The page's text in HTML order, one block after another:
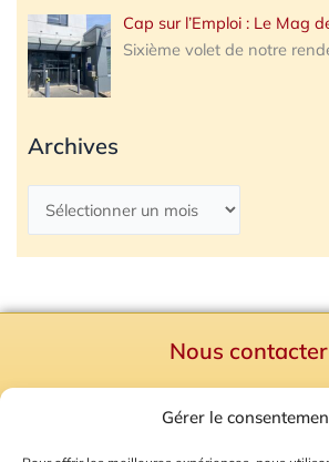
Gérer le
Cap sur l’Emploi : Le Mag
Sixième volet de notre
Archives
Nous contacter
Mentions Légales